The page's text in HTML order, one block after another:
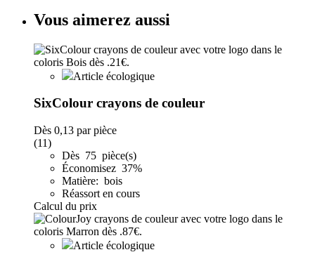
Vous aimerez aussi
Article écologique
SixColour crayons de couleur
Dès 0,13 par pièce
(11)
Dès 75 pièce(s)
Économisez 37%
Matière: bois
Réassort en cours
Calcul du prix
Article écologique